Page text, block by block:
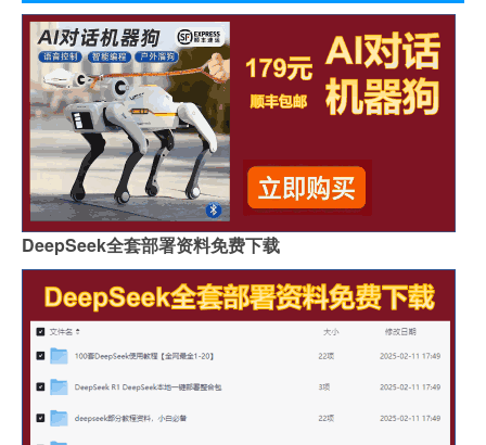
DeepSeek全套部署资料免费下载